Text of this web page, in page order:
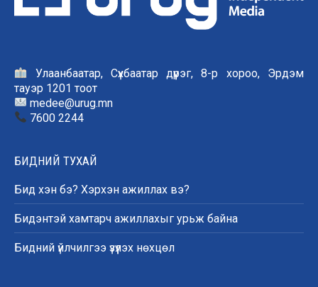
Улаанбаатар, Сүхбаатар дүүрэг, 8-р хороо, Эрдэм
тауэр 1201 тоот
medee@urug.mn
7600 2244
БИДНИЙ ТУХАЙ
Бид хэн бэ? Хэрхэн ажиллах вэ?
Бидэнтэй хамтарч ажиллахыг урьж байна
Бидний үйлчилгээ үзүүлэх нөхцөл